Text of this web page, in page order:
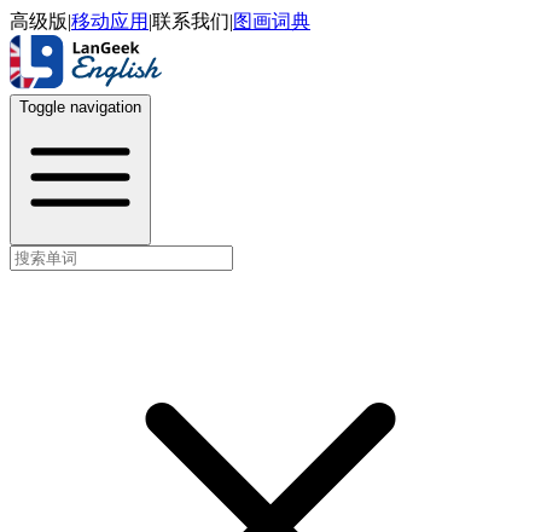
高级版|移动应用 |联系我们|图画词典
Toggle navigation